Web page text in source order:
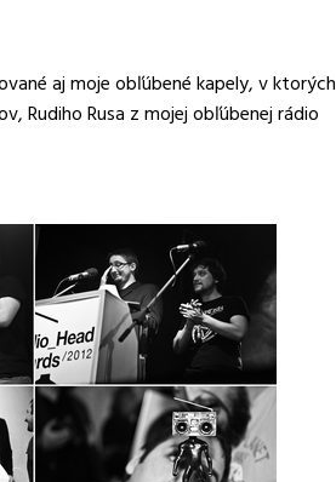
aj moje obľúbené kapely, v ktorých
Rudiho Rusa z mojej obľúbenej rádio